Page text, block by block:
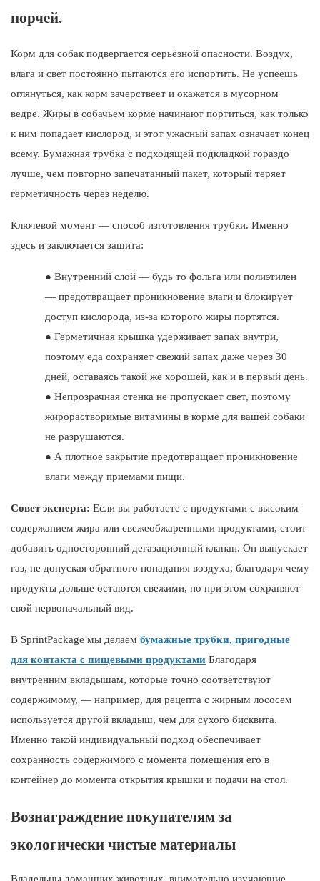
порчей.
Корм для собак подвергается серьёзной опасности. Воздух,
влага и свет постоянно пытаются его испортить. Не успеешь
оглянуться, как корм зачерствеет и окажется в мусорном
ведре. Жиры в собачьем корме начинают портиться, как только
к ним попадает кислород, и этот ужасный запах означает конец
всему. Бумажная трубка с подходящей подкладкой гораздо
лучше, чем повторно запечатанный пакет, который теряет
герметичность через неделю.
Ключевой момент — способ изготовления трубки. Именно
здесь и заключается защита:
● Внутренний слой — будь то фольга или полиэтилен
— предотвращает проникновение влаги и блокирует
доступ кислорода, из-за которого жиры портятся.
● Герметичная крышка удерживает запах внутри,
поэтому еда сохраняет свежий запах даже через 30
дней, оставаясь такой же хорошей, как и в первый день.
● Непрозрачная стенка не пропускает свет, поэтому
жирорастворимые витамины в корме для вашей собаки
не разрушаются.
● А плотное закрытие предотвращает проникновение
влаги между приемами пищи.
Совет эксперта: Если вы работаете с продуктами с высоким
содержанием жира или свежеобжаренными продуктами, стоит
добавить односторонний дегазационный клапан. Он выпускает
газ, не допуская обратного попадания воздуха, благодаря чему
продукты дольше остаются свежими, но при этом сохраняют
свой первоначальный вид.
В SprintPackage мы делаем бумажные трубки, пригодные
для контакта с пищевыми продуктами Благодаря
внутренним вкладышам, которые точно соответствуют
содержимому, — например, для рецепта с жирным лососем
используется другой вкладыш, чем для сухого бисквита.
Именно такой индивидуальный подход обеспечивает
сохранность содержимого с момента помещения его в
контейнер до момента открытия крышки и подачи на стол.
Вознаграждение покупателям за
экологически чистые материалы